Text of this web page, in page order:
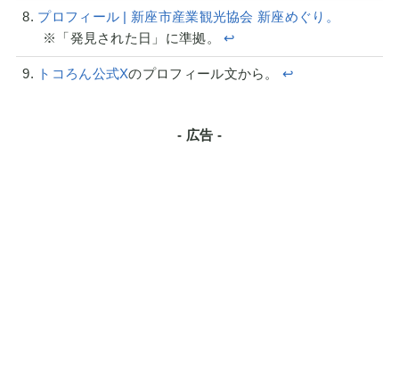
プロフィール | 新座市産業観光協会 新座めぐり。
※「発見された日」に準拠。↩︎
トコろん公式Xのプロフィール文から。↩︎
- 広告 -